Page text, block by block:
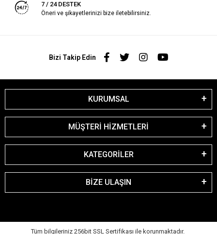
7 / 24 DESTEK
Öneri ve şikayetlerinizi bize iletebilirsiniz.
Bizi Takip Edin
KURUMSAL
MÜŞTERİ HİZMETLERİ
KATEGORİLER
BİZE ULAŞIN
Tüm bilgileriniz 256bit SSL Sertifikası ile korunmaktadır.